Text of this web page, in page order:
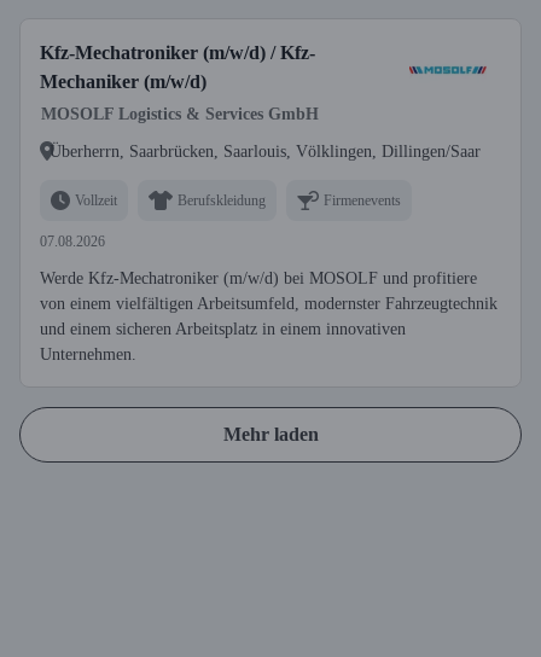
Kfz-Mechatroniker (m/w/d) / Kfz-
Mechaniker (m/w/d)
MOSOLF Logistics & Services GmbH
Überherrn, Saarbrücken, Saarlouis, Völklingen, Dillingen/Saar
Vollzeit Berufskleidung Firmenevents
07.08.2026
Werde Kfz-Mechatroniker (m/w/d) bei MOSOLF und profitiere
von einem vielfältigen Arbeitsumfeld, modernster Fahrzeugtechnik
und einem sicheren Arbeitsplatz in einem innovativen
Unternehmen.
Mehr laden